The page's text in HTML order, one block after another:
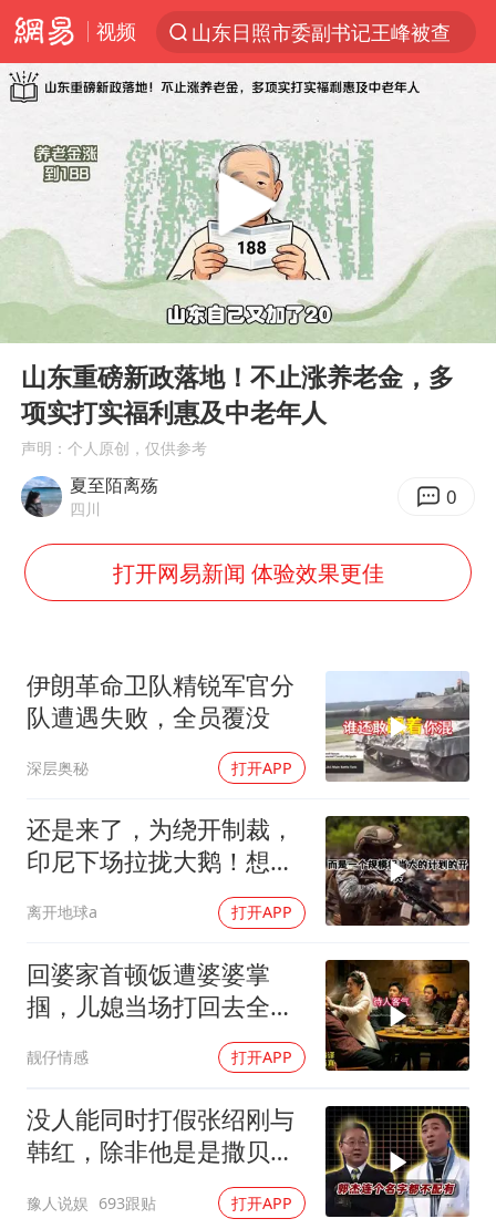
视频
山东日照市委副书记王峰被查
店主遭女子“鬼手”换钞
美国退回1000亿美元关税
38岁山东财大教授刘海明逝世
维持强台风级！白海豚直奔华东沿海
河南试行周五下午弹性离岗
顾客结账把钱扔地上 服务员霸气扔回
“天津之眼”摩天轮附近2人落水
银行午休1.5小时 留个窗口行不行
41岁女子为鼓励女儿考上985研究生
如何把百年大党建设得更加坚强有力
弹药库存告急 美军补货难
南太行山失联女孩最后信号不在山林
李亚鹏向地铁吐血女孩捐99999元
Play
00:00 01:58
山东重磅新政落地！不止涨养老金，多
项实打实福利惠及中老年人
声明：个人原创，仅供参考
夏至陌离殇
四川 0
打开网易新闻 体验效果更佳
伊朗革命卫队精锐军官分
队遭遇失败，全员覆没
深层奥秘 打开APP
还是来了，为绕开制裁，
印尼下场拉拢大鹅！想让
离开地球a 打开APP
回婆家首顿饭遭婆婆掌
掴，儿媳当场打回去全家
靓仔情感 打开APP
没人能同时打假张绍刚与
韩红，除非他是是撒贝
豫人说娱 693跟贴 打开APP